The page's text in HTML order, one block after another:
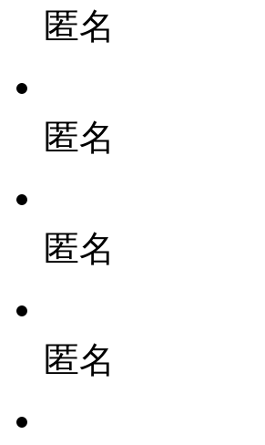
匿名
匿名
匿名
匿名